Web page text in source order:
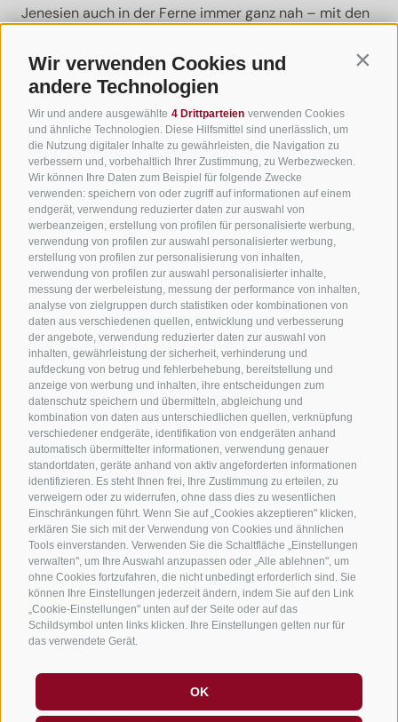
Wir verwenden Cookies und
andere Technologien
Wir und andere ausgewählte 4 Drittparteien verwenden Cookies
und ähnliche Technologien. Diese Hilfsmittel sind unerlässlich, um
die Nutzung digitaler Inhalte zu gewährleisten, die Navigation zu
verbessern und, vorbehaltlich Ihrer Zustimmung, zu Werbezwecken.
Wir können Ihre Daten zum Beispiel für folgende Zwecke
verwenden: speichern von oder zugriff auf informationen auf einem
endgerät, verwendung reduzierter daten zur auswahl von
werbeanzeigen, erstellung von profilen für personalisierte werbung,
verwendung von profilen zur auswahl personalisierter werbung,
erstellung von profilen zur personalisierung von inhalten,
verwendung von profilen zur auswahl personalisierter inhalte,
messung der werbeleistung, messung der performance von inhalten,
analyse von zielgruppen durch statistiken oder kombinationen von
daten aus verschiedenen quellen, entwicklung und verbesserung
der angebote, verwendung reduzierter daten zur auswahl von
inhalten, gewährleistung der sicherheit, verhinderung und
aufdeckung von betrug und fehlerbehebung, bereitstellung und
anzeige von werbung und inhalten, ihre entscheidungen zum
datenschutz speichern und übermitteln, abgleichung und
kombination von daten aus unterschiedlichen quellen, verknüpfung
verschiedener endgeräte, identifikation von endgeräten anhand
automatisch übermittelter informationen, verwendung genauer
standortdaten, geräte anhand von aktiv angeforderten informationen
identifizieren. Es steht Ihnen frei, Ihre Zustimmung zu erteilen, zu
verweigern oder zu widerrufen, ohne dass dies zu wesentlichen
Einschränkungen führt. Wenn Sie auf „Cookies akzeptieren" klicken,
erklären Sie sich mit der Verwendung von Cookies und ähnlichen
Tools einverstanden. Verwenden Sie die Schaltfläche „Einstellungen
verwalten", um Ihre Auswahl anzupassen oder „Alle ablehnen", um
ohne Cookies fortzufahren, die nicht unbedingt erforderlich sind. Sie
können Ihre Einstellungen jederzeit ändern, indem Sie auf den Link
„Cookie-Einstellungen" unten auf der Seite oder auf das
Schildsymbol unten links klicken. Ihre Einstellungen gelten nur für
das verwendete Gerät.
OK
Jenesien auch in der Ferne immer ganz nah – mit den
Ferienregion.
Newsletter anmelden
Nützliche Links
Alle Unterkünfte
Hotels in Jenesien
Camping in Jenesien
Ferienwohnungen in Jenesien
B&B - Gästezimmervermieter
Urlaub auf dem Bauernhof
Südtirol Apps für unterwegs
Jobs
Impressum Sitemap
Barrierefreiheit
Privacy
created with passion by